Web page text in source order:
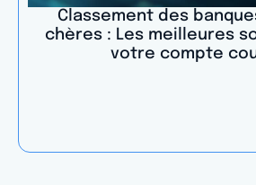
Classement des
chères : Les meilleures
votre compte